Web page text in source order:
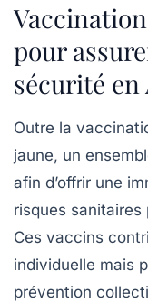
pour
sécurité
Outre la
jaune, un
afin d’offrir une
risques
Ces vaccins
individuelle mais
prévention